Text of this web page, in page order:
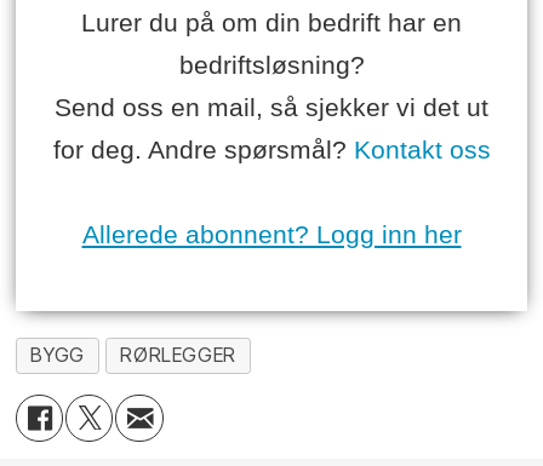
Lurer du på om din bedrift har en
bedriftsløsning?
Send oss en mail, så sjekker vi det ut
for deg. Andre spørsmål? Kontakt oss
Allerede abonnent? Logg inn her
BYGG RØRLEGGER